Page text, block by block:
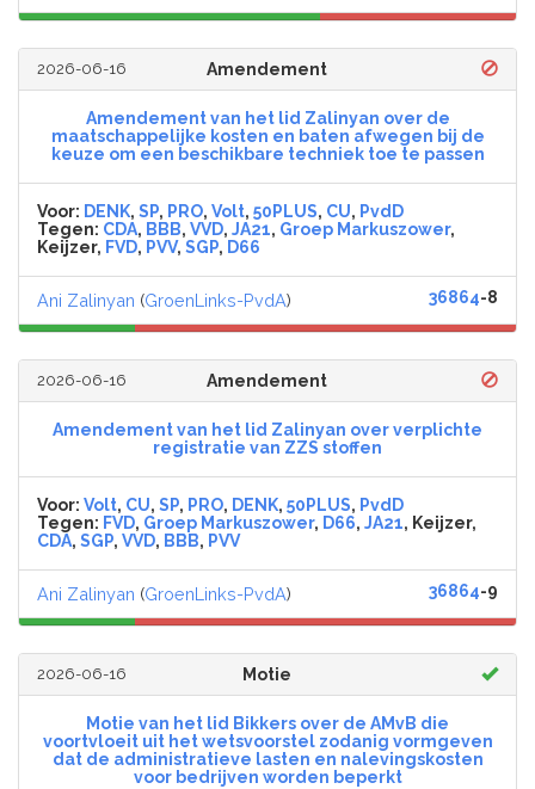
2026-06-16 Amendement
Amendement van het lid Zalinyan over de
maatschappelijke kosten en baten afwegen bij de
keuze om een beschikbare techniek toe te passen
Voor: DENK, SP, PRO, Volt, 50PLUS, CU, PvdD
Tegen: CDA, BBB, VVD, JA21, Groep Markuszower,
Keijzer, FVD, PVV, SGP, D66
Ani Zalinyan (GroenLinks-PvdA) 36864-8
2026-06-16 Amendement
Amendement van het lid Zalinyan over verplichte
registratie van ZZS stoffen
Voor: Volt, CU, SP, PRO, DENK, 50PLUS, PvdD
Tegen: FVD, Groep Markuszower, D66, JA21, Keijzer,
CDA, SGP, VVD, BBB, PVV
Ani Zalinyan (GroenLinks-PvdA) 36864-9
2026-06-16 Motie
Motie van het lid Bikkers over de AMvB die
voortvloeit uit het wetsvoorstel zodanig vormgeven
dat de administratieve lasten en nalevingskosten
voor bedrijven worden beperkt